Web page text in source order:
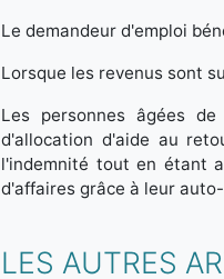
Le demandeur d'emploi
Lorsque les revenus sont
Les personnes âgées
d'allocation d'aide au
l'indemnité tout en étant
d'affaires grâce à leur
LES AUTRES